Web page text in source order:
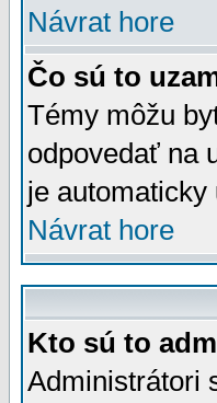
Návrat hore
Čo sú to
Témy môžu
odpovedať na
je
Návrat hore
Kto sú to
Administrátori